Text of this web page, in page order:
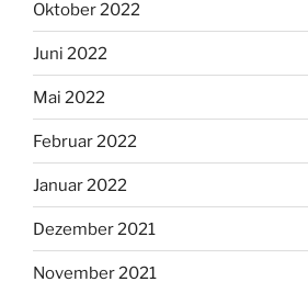
Oktober 2022
Juni 2022
Mai 2022
Februar 2022
Januar 2022
Dezember 2021
November 2021